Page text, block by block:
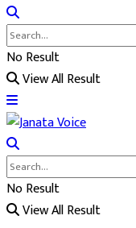
No Result
View All Result
No Result
View All Result